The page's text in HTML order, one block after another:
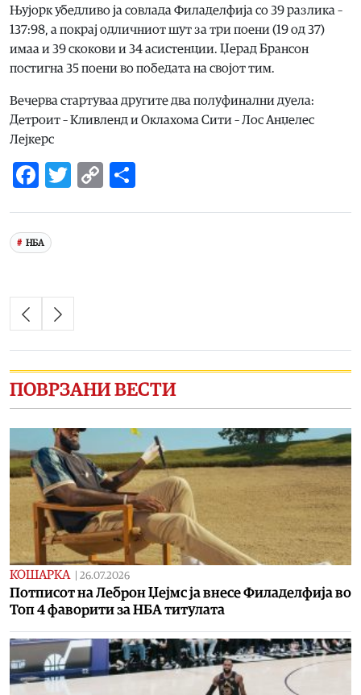
Њујорк убедливо ја совлада Филаделфија со 39 разлика –
137:98, а покрај одличниот шут за три поени (19 од 37)
имаа и 39 скокови и 34 асистенции. Џерад Брансон
постигна 35 поени во победата на својот тим.
Вечерва стартуваа другите два полуфинални дуела:
Детроит – Кливленд и Оклахома Сити – Лос Анџелес
Лејкерс
Facebook
Twitter
Copy
НБА
ПОВРЗАНИ ВЕСТИ
КОШАРКА 26.07.2026
Потписот на Леброн Џејмс ја внесе Филаделфија во
Топ 4 фаворити за НБА титулата